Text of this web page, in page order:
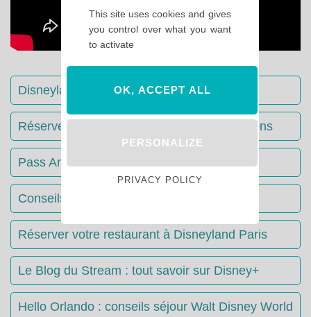
Disneyland Paris : Le guide complet
Réserver votre séjour : toutes les informations
Pass Annuels Disney : informations
Conseils & Astuces Disneyland Paris
Réserver votre restaurant à Disneyland Paris
Le Blog du Stream : tout savoir sur Disney+
Hello Orlando : conseils séjour Walt Disney World
This site uses cookies and gives
you control over what you want
to activate
OK, ACCEPT ALL
PERSONALIZE
PRIVACY POLICY